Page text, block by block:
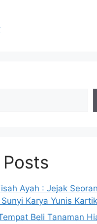
Ayah : Jejak
Karya Yunis
Beli Tanaman